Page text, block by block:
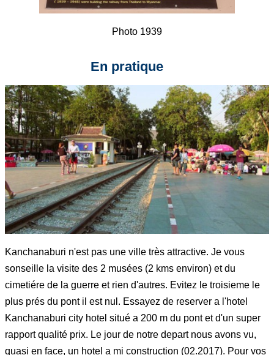
Photo 1939
En pratique
Kanchanaburi n'est pas une ville très attractive. Je vous
sonseille la visite des 2 musées (2 kms environ) et du
cimetiére de la guerre et rien d'autres. Evitez le troisieme le
plus prés du pont il est nul. Essayez de reserver a l'hotel
Kanchanaburi city hotel situé a 200 m du pont et d'un super
rapport qualité prix. Le jour de notre depart nous avons vu,
quasi en face, un hotel a mi construction (02.2017). Pour vos